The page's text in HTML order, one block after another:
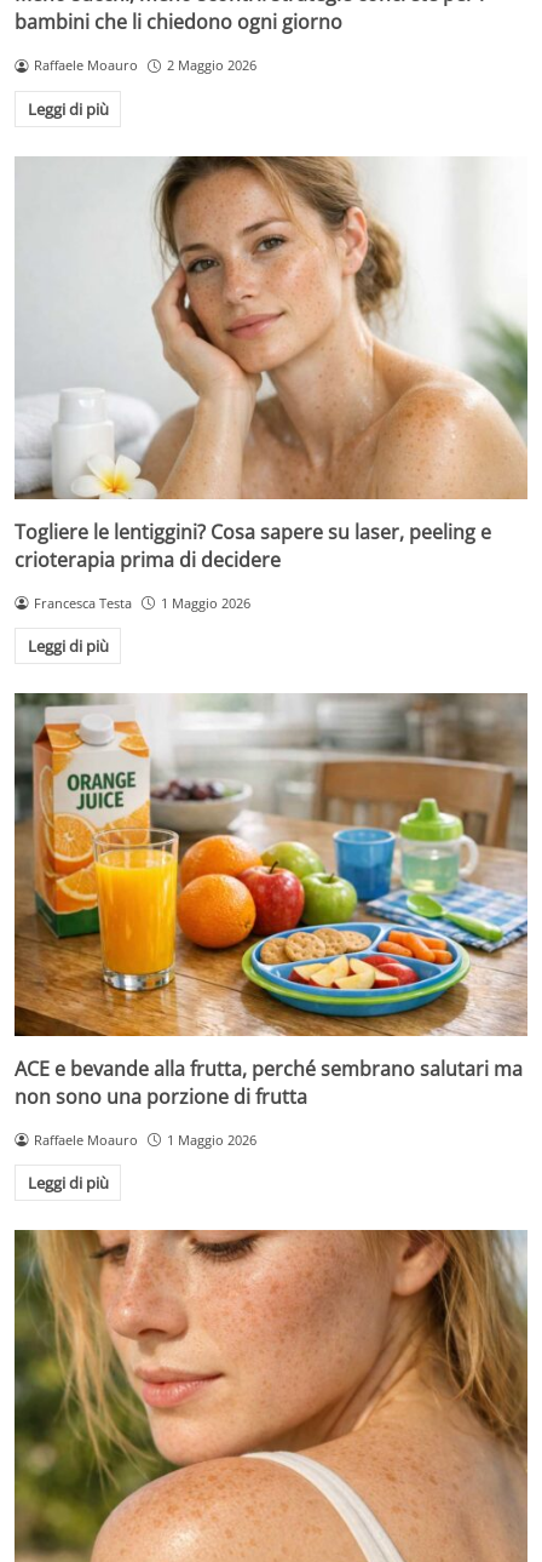
bambini che li chiedono ogni giorno
Raffaele Moauro 2 Maggio 2026
Leggi di più
Togliere le lentiggini? Cosa sapere su laser, peeling e
crioterapia prima di decidere
Francesca Testa 1 Maggio 2026
Leggi di più
ACE e bevande alla frutta, perché sembrano salutari ma
non sono una porzione di frutta
Raffaele Moauro 1 Maggio 2026
Leggi di più